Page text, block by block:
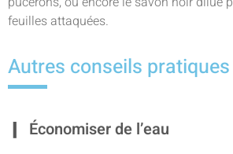
feuilles attaquées.
Autres conseils pratiques
Économiser de l’eau